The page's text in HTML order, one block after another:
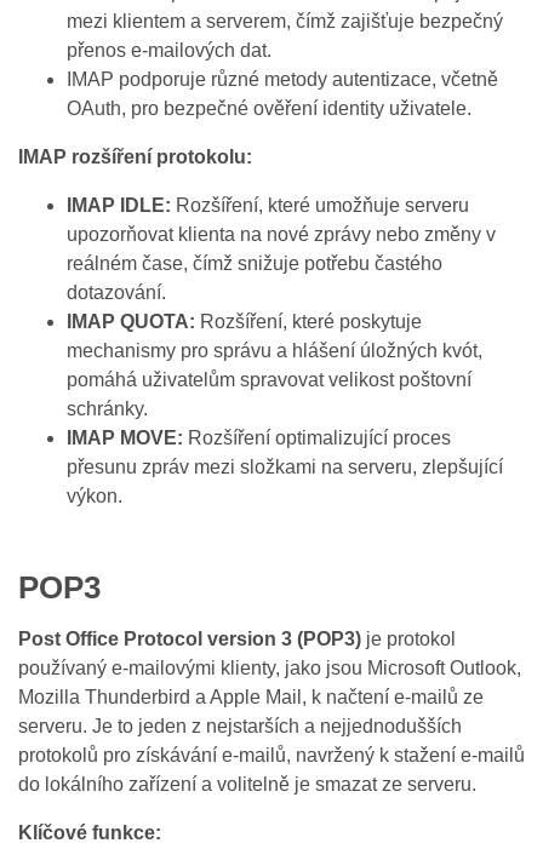
mezi klientem a serverem, čímž zajišťuje bezpečný
přenos e‑mailových dat.
IMAP podporuje různé metody autentizace, včetně
OAuth, pro bezpečné ověření identity uživatele.
IMAP rozšíření protokolu:
IMAP IDLE: Rozšíření, které umožňuje serveru
upozorňovat klienta na nové zprávy nebo změny v
reálném čase, čímž snižuje potřebu častého
dotazování.
IMAP QUOTA: Rozšíření, které poskytuje
mechanismy pro správu a hlášení úložných kvót,
pomáhá uživatelům spravovat velikost poštovní
schránky.
IMAP MOVE: Rozšíření optimalizující proces
přesunu zpráv mezi složkami na serveru, zlepšující
výkon.
POP3
Post Office Protocol version 3 (POP3) je protokol
používaný e‑mailovými klienty, jako jsou Microsoft Outlook,
Mozilla Thunderbird a Apple Mail, k načtení e‑mailů ze
serveru. Je to jeden z nejstarších a nejjednodušších
protokolů pro získávání e‑mailů, navržený k stažení e‑mailů
do lokálního zařízení a volitelně je smazat ze serveru.
Klíčové funkce: